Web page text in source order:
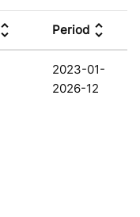
unfold_more Period unfold_more
2023-01-
2026-12